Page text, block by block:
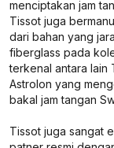
menciptakan jam
Tissot juga
dari bahan yang
fiberglass pada
terkenal antara lain
Astrolon yang
bakal jam tangan
Tissot juga sangat